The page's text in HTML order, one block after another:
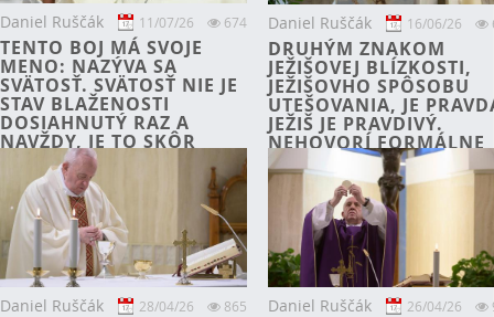
Daniel Ruščák 11/07/26 674
TENTO BOJ MÁ SVOJE
MENO: NAZÝVA SA
SVÄTOSŤ. SVÄTOSŤ NIE JE
STAV BLAŽENOSTI
DOSIAHNUTÝ RAZ A
NAVŽDY, JE TO SKÔR
NEUSTÁLA, NEÚNAVNÁ
TÚŽBA ZOSTAŤ PRIPÚTA
Daniel Ruščák 16/06/26
DRUHÝM ZNAKOM
JEŽIŠOVEJ BLÍZKOSTI,
JEŽIŠOVHO SPÔSOBU
UTEŠOVANIA, JE
JEŽIŠ JE PRAVDIVÝ.
NEHOVORÍ FORMÁLNE
VECI, KTORÉ SÚ
KLAMSTVOM... .
Daniel Ruščák 28/04/26 865 Daniel Ruščák 26/04/26